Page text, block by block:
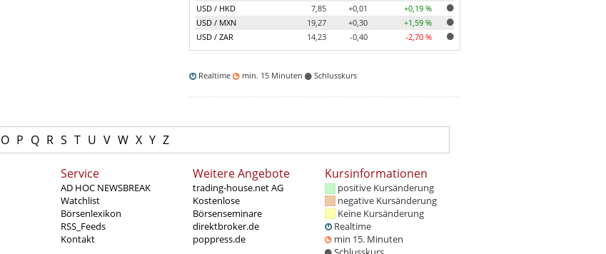
USD / HKD
7,85 +0,01
+0,19 %
USD / MXN
19,27 +0,30
+1,59 %
USD / ZAR
14,23 -0,40 -2,70 %
Realtime min. 15 Minuten Schlusskurs
O P Q R S T U V W X Y Z
Service
AD HOC NEWSBREAK
Watchlist
Börsenlexikon
RSS_Feeds
Kontakt
Weitere Angebote
trading-house.net AG
Kostenlose
Börsenseminare
direktbroker.de
poppress.de
Kursinformationen
positive Kursänderung
negative Kursänderung
Keine Kursänderung
Realtime
min 15. Minuten